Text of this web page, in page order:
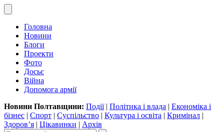
Головна
Новини
Блоги
Проекти
Фото
Досьє
Війна
Допомога армії
Новини Полтавщини: Події| Політика і влада | Економіка і
бізнес | Спорт | Суспільство | Культура і освіта | Кримінал |
Здоров’я | Цікавинки | Архів